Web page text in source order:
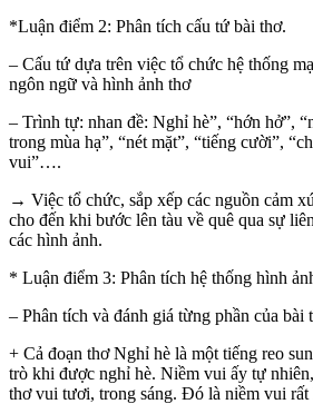
*Luận điểm 2: Phân tích cấu tứ bài thơ.
– Cấu tứ dựa trên việc tổ chức hệ thống
ngôn ngữ và hình ảnh thơ
– Trình tự: nhan đề: Nghỉ hè”, “hớn hở”,
trong mùa hạ”, “nét mặt”, “tiếng cười”,
vui”….
→ Việc tổ chức, sắp xếp các nguồn cảm
cho đến khi bước lên tàu về quê qua sự
các hình ảnh.
* Luận điểm 3: Phân tích hệ thống hình
– Phân tích và đánh giá từng phần của bài
+ Cả đoạn thơ Nghỉ hè là một tiếng reo
trò khi được nghỉ hè. Niềm vui ấy tự
thơ vui tươi, trong sáng. Đó là niềm vui rất